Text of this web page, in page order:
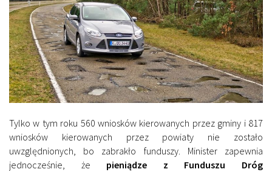
Tylko w tym roku 560 wniosków kierowanych przez gminy i 817
wniosków kierowanych przez powiaty nie zostało
uwzględnionych, bo zabrakło funduszy. Minister zapewnia
jednocześnie, że pieniądze z Funduszu Dróg